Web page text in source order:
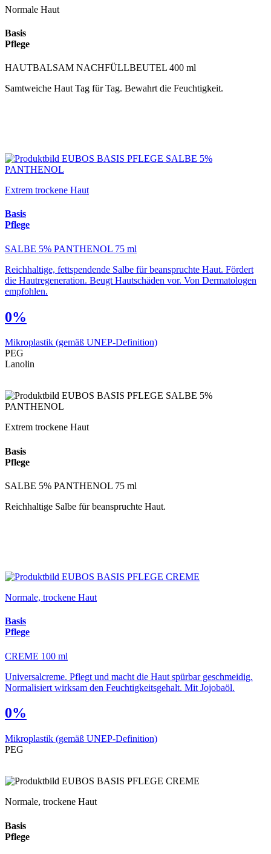
Normale Haut
Basis
Pflege
HAUTBALSAM NACHFÜLLBEUTEL 400 ml
Samtweiche Haut Tag für Tag. Bewahrt die Feuchtigkeit.
Extrem trockene Haut
Basis
Pflege
SALBE 5% PANTHENOL 75 ml
Reichhaltige, fettspendende Salbe für beanspruchte Haut. Fördert
die Hautregeneration. Beugt Hautschäden vor. Von Dermatologen
empfohlen.
0%
Mikroplastik (gemäß UNEP-Definition)
PEG
Lanolin
Extrem trockene Haut
Basis
Pflege
SALBE 5% PANTHENOL 75 ml
Reichhaltige Salbe für beanspruchte Haut.
Normale, trockene Haut
Basis
Pflege
CREME 100 ml
Universalcreme. Pflegt und macht die Haut spürbar geschmeidig.
Normalisiert wirksam den Feuchtigkeitsgehalt. Mit Jojobaöl.
0%
Mikroplastik (gemäß UNEP-Definition)
PEG
Normale, trockene Haut
Basis
Pflege